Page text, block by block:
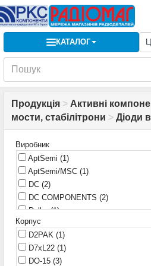
КАТАЛОГ
Продукція > Активні
мости, стабілітрони > Діоди
Виробник
AptSemi (1)
AptSemi/MSC (1)
DC (2)
DC COMPONENTS (2)
Delke(1)
Diodes
Diotec(11)
EIC(6)
ELECTRONIC DEVICES, INC.
Корпус
D2PAK (1)
D7xL22 (1)
DO-15 (3)